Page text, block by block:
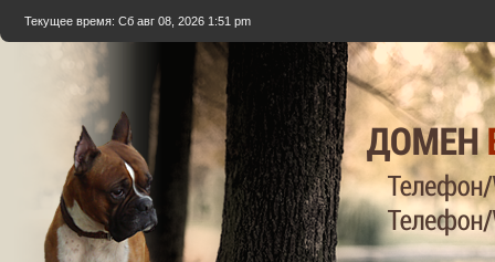
Текущее время: Сб авг 08, 2026 1:51 pm